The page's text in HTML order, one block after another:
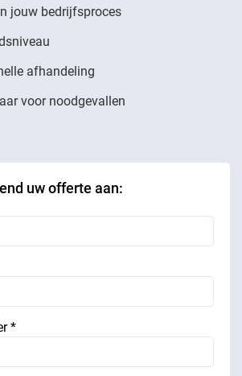
jouw bedrijfsproces
afhandeling
voor noodgevallen
uw offerte aan:
*